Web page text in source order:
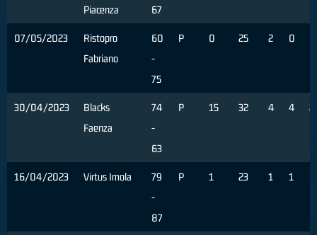
Piacenza
67
07/05/2023
Ristopro
Fabriano
60
-
75
P 0 25 2 0
30/04/2023
Blacks
Faenza
74
-
63
P 15 32 4 4 2
16/04/2023 Virtus Imola
79
-
87
P 1 23 1 1